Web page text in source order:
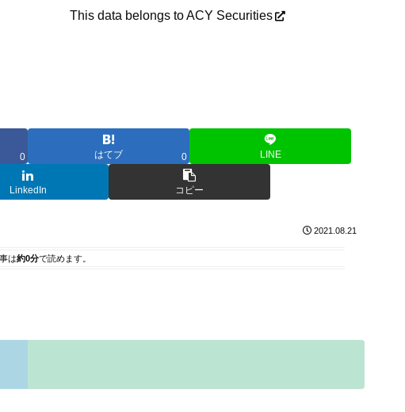
This data belongs to ACY Securities
0 はてブ 0 LINE
LinkedIn コピー
2021.08.21
は約0分で読めます。